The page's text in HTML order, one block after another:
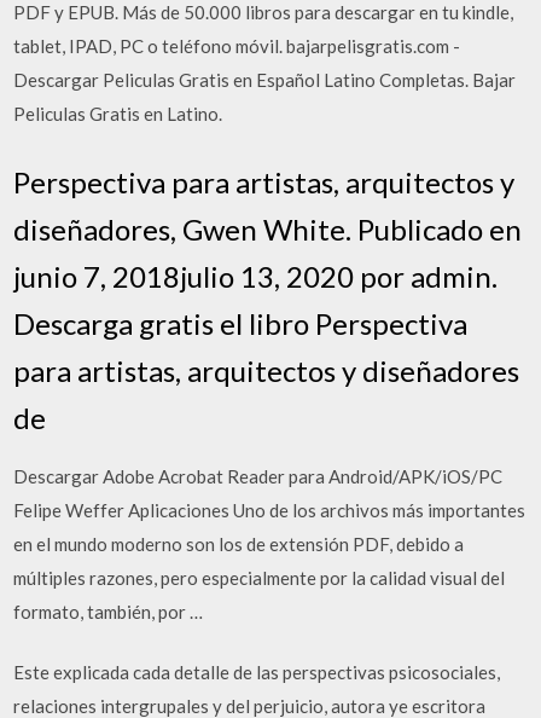
PDF y EPUB. Más de 50.000 libros para descargar en tu kindle,
tablet, IPAD, PC o teléfono móvil. bajarpelisgratis.com -
Descargar Peliculas Gratis en Español Latino Completas. Bajar
Peliculas Gratis en Latino.
Perspectiva para artistas, arquitectos y
diseñadores, Gwen White. Publicado en
junio 7, 2018julio 13, 2020 por admin.
Descarga gratis el libro Perspectiva
para artistas, arquitectos y diseñadores
de
Descargar Adobe Acrobat Reader para Android/APK/iOS/PC
Felipe Weffer Aplicaciones Uno de los archivos más importantes
en el mundo moderno son los de extensión PDF, debido a
múltiples razones, pero especialmente por la calidad visual del
formato, también, por …
Este explicada cada detalle de las perspectivas psicosociales,
relaciones intergrupales y del perjuicio, autora ye escritora